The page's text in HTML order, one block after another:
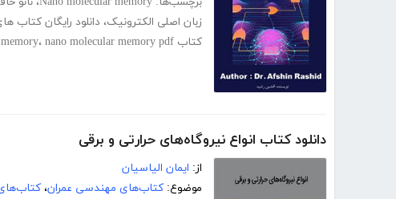
زبان اصلی الکترونیک، دانلود رایگان کتاب
کتاب Nano molecular memory
، nano molecular memory pdf
دانلود کتاب انواع نیروگاه‌های حرارتی و برقی
از: ایمان الیاسیان
موضوع: کتاب‌های مهندسی عمران،